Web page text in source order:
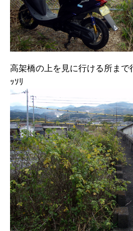
高架橋の上を見に行ける所ま
ｯｿﾘ